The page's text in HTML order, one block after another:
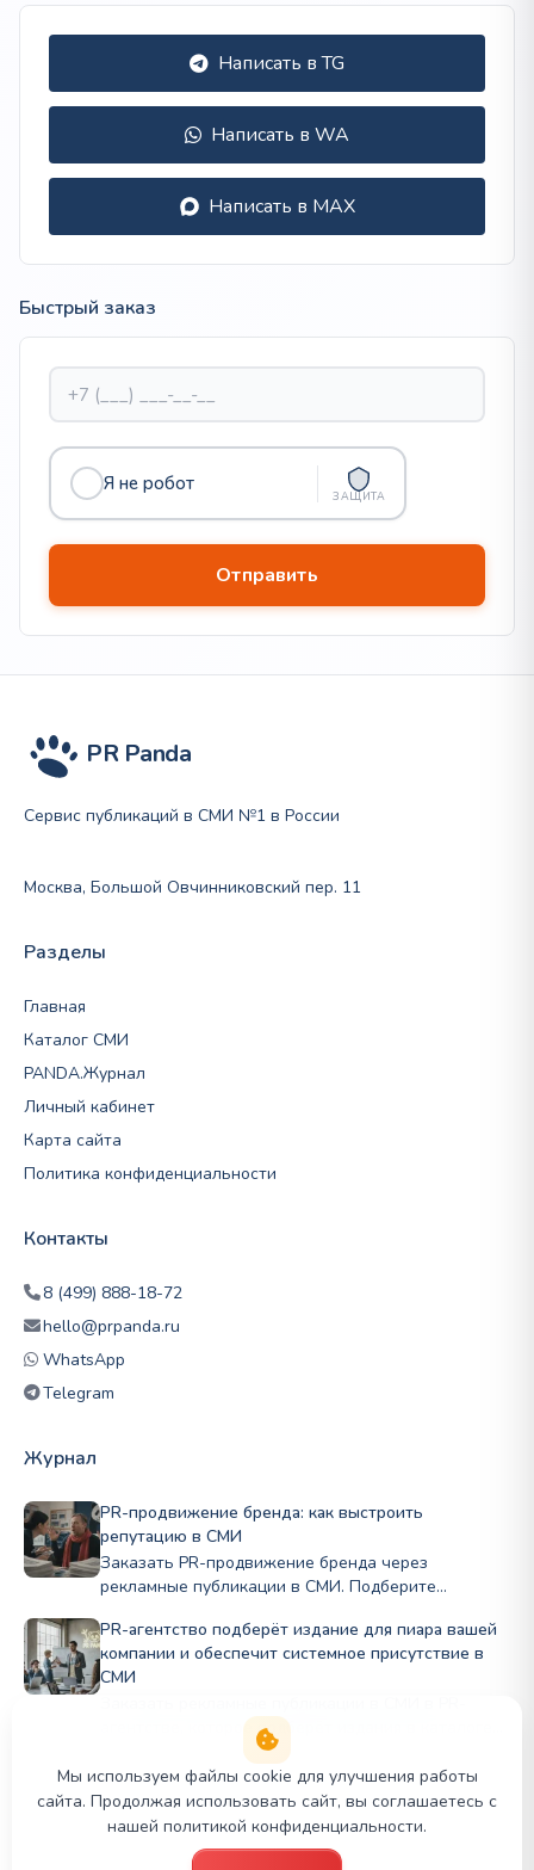
Написать в TG
Написать в WA
Написать в MAX
Быстрый заказ
Я не робот
ЗАЩИТА
PR Panda
Сервис публикаций в СМИ №1 в России
Москва, Большой Овчинниковский пер. 11
Разделы
Главная
Каталог СМИ
PANDA.Журнал
Личный кабинет
Карта сайта
Политика конфиденциальности
Контакты
8 (499) 888-18-72
hello@prpanda.ru
WhatsApp
Telegram
Журнал
PR-продвижение бренда: как выстроить
репутацию в СМИ
Заказать PR-продвижение бренда через
рекламные публикации в СМИ. Подберите
репутацию Полный цикл в PRslon.
PR-агентство подберёт издание для пиара вашей
компании и обеспечит системное присутствие в
СМИ
агентстве, которое подберёт издания в каталоге
PR Panda для публикации в деловых и отраслевых
СМИ под задачи бизнеса.
© 2026 PR Panda. Все права защищены.
Мы используем файлы cookie для улучшения работы
сайта. Продолжая использовать сайт, вы соглашаетесь с
нашей политикой конфиденциальности.